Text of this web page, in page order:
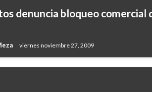
denuncia bloqueo comercial
viernes noviembre 27, 2009